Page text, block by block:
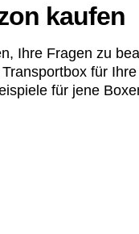
kaufen
Ihre Fragen zu
für
für jene